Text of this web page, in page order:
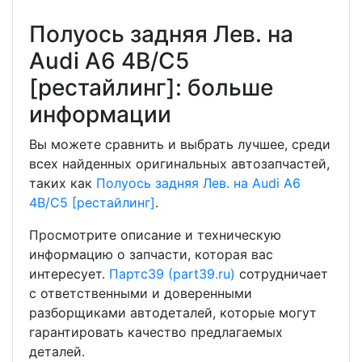
Полуось задняя Лев. на
Audi A6 4B/C5
[рестайлинг]: больше
информации
Вы можете сравнить и выбрать лучшее, среди
всех найденных оригинальных автозапчастей,
таких как Полуось задняя Лев. на Audi A6
4B/C5 [рестайлинг].
Просмотрите описание и техническую
информацию о запчасти, которая вас
интересует. Партс39 (part39.ru) сотрудничает
с ответственными и доверенными
разборщиками автодеталей, которые могут
гарантировать качество предлагаемых
деталей.